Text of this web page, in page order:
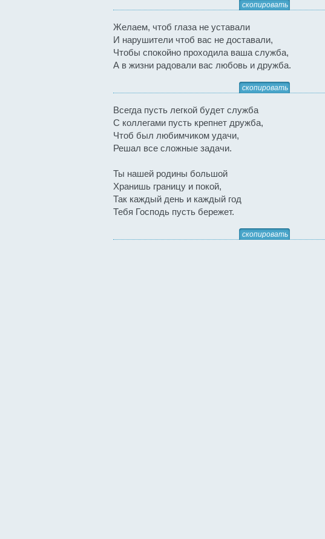
скопировать
Желаем, чтоб глаза не уставали
И нарушители чтоб вас не доставали,
Чтобы спокойно проходила ваша служба,
А в жизни радовали вас любовь и дружба.
скопировать
Всегда пусть легкой будет служба
С коллегами пусть крепнет дружба,
Чтоб был любимчиком удачи,
Решал все сложные задачи.
Ты нашей родины большой
Хранишь границу и покой,
Так каждый день и каждый год
Тебя Господь пусть бережет.
скопировать